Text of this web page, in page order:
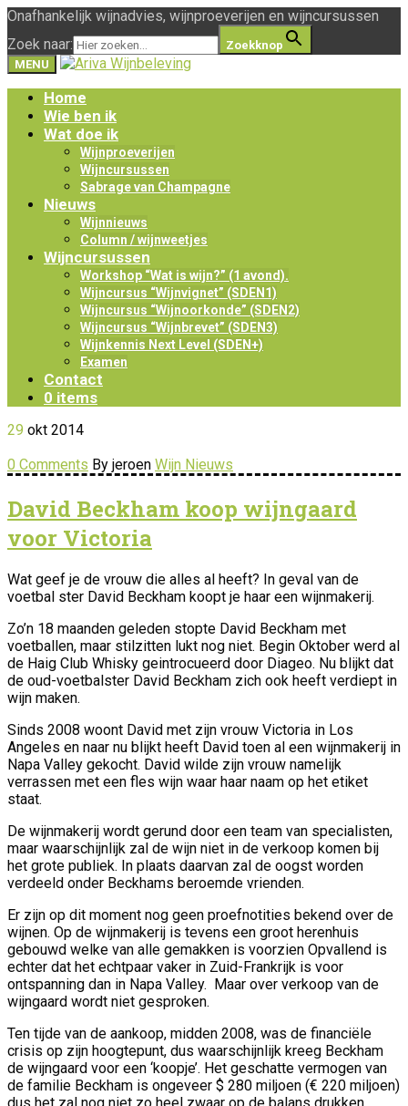
Onafhankelijk wijnadvies, wijnproeverijen en wijncursussen
Zoek naar:
Zoekknop
MENU
Home
Wie ben ik
Wat doe ik
Wijnproeverijen
Wijncursussen
Sabrage van Champagne
Nieuws
Wijnnieuws
Column / wijnweetjes
Wijncursussen
Workshop “Wat is wijn?” (1 avond).
Wijncursus “Wijnvignet” (SDEN1)
Wijncursus “Wijnoorkonde” (SDEN2)
Wijncursus “Wijnbrevet” (SDEN3)
Wijnkennis Next Level (SDEN+)
Examen
Contact
0 items
29 okt 2014
0 Comments By jeroen Wijn Nieuws
David Beckham koop wijngaard
voor Victoria
Wat geef je de vrouw die alles al heeft? In geval van de
voetbal ster David Beckham koopt je haar een wijnmakerij.
Zo’n 18 maanden geleden stopte David Beckham met
voetballen, maar stilzitten lukt nog niet. Begin Oktober werd al
de Haig Club Whisky geintrocueerd door Diageo. Nu blijkt dat
de oud-voetbalster David Beckham zich ook heeft verdiept in
wijn maken.
Sinds 2008 woont David met zijn vrouw Victoria in Los
Angeles en naar nu blijkt heeft David toen al een wijnmakerij in
Napa Valley gekocht. David wilde zijn vrouw namelijk
verrassen met een fles wijn waar haar naam op het etiket
staat.
De wijnmakerij wordt gerund door een team van specialisten,
maar waarschijnlijk zal de wijn niet in de verkoop komen bij
het grote publiek. In plaats daarvan zal de oogst worden
verdeeld onder Beckhams beroemde vrienden.
Er zijn op dit moment nog geen proefnotities bekend over de
wijnen. Op de wijnmakerij is tevens een groot herenhuis
gebouwd welke van alle gemakken is voorzien Opvallend is
echter dat het echtpaar vaker in Zuid-Frankrijk is voor
ontspanning dan in Napa Valley. Maar over verkoop van de
wijngaard wordt niet gesproken.
Ten tijde van de aankoop, midden 2008, was de financiële
crisis op zijn hoogtepunt, dus waarschijnlijk kreeg Beckham
de wijngaard voor een ‘koopje’. Het geschatte vermogen van
de familie Beckham is ongeveer $ 280 miljoen (€ 220 miljoen)